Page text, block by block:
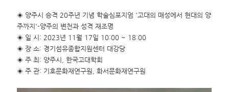
◈ 양주시 승격 20주년 기념 학술심포지엄 '고대의 매성에서 현대의 양
주까지'-양주의 변천과 성격 재조명
◈ 일 시: 2023년 11월 17일 10:00 ~ 18:00
◈ 장 소: 경기섬유종합지원센터 대강당
◈ 주 최: 양주시, 한국고대학회
◈ 주 관: 기호문화재연구원, 화서문화재연구원